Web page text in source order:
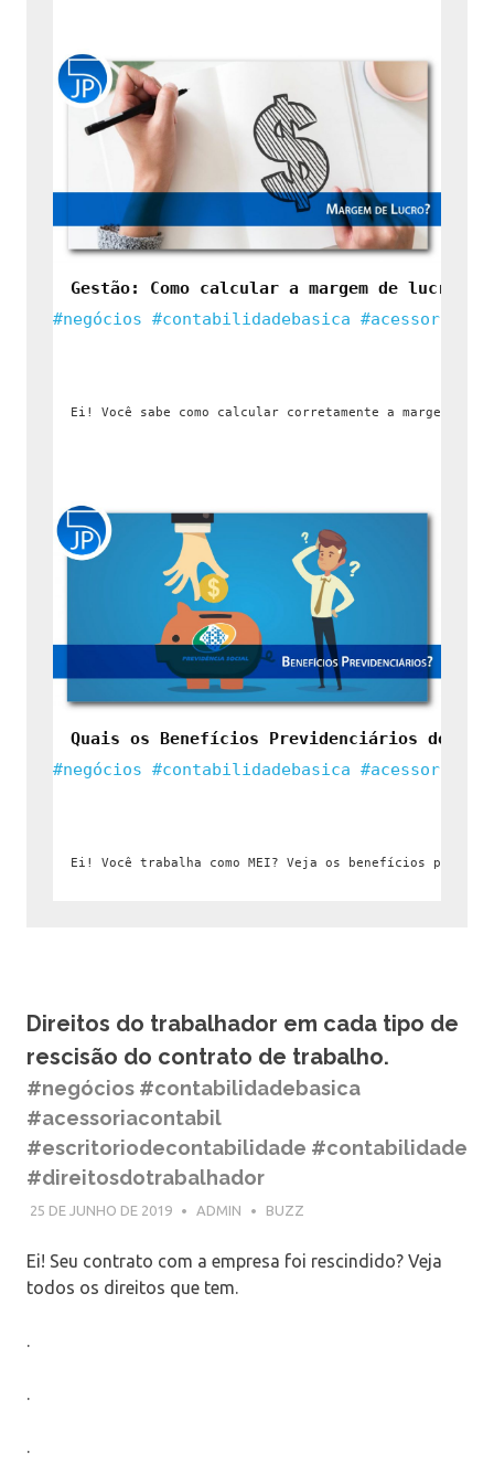
Gestão: Como calcular a margem de lucro
#negócios #contabilidadebasica
Ei! Você sabe como calcular corretamente a margem
Quais os Benefícios Previdenciários do
#negócios #contabilidadebasica
Ei! Você trabalha como MEI? Veja os benefícios
Direitos do trabalhador em cada tipo de
rescisão do contrato de trabalho.
#negócios #contabilidadebasica
#acessoriacontabil
#escritoriodecontabilidade #contabilidade
#direitosdotrabalhador
25 DE JUNHO DE 2019 ADMIN BUZZ
Ei! Seu contrato com a empresa foi rescindido? Veja
todos os direitos que tem.
.
.
.